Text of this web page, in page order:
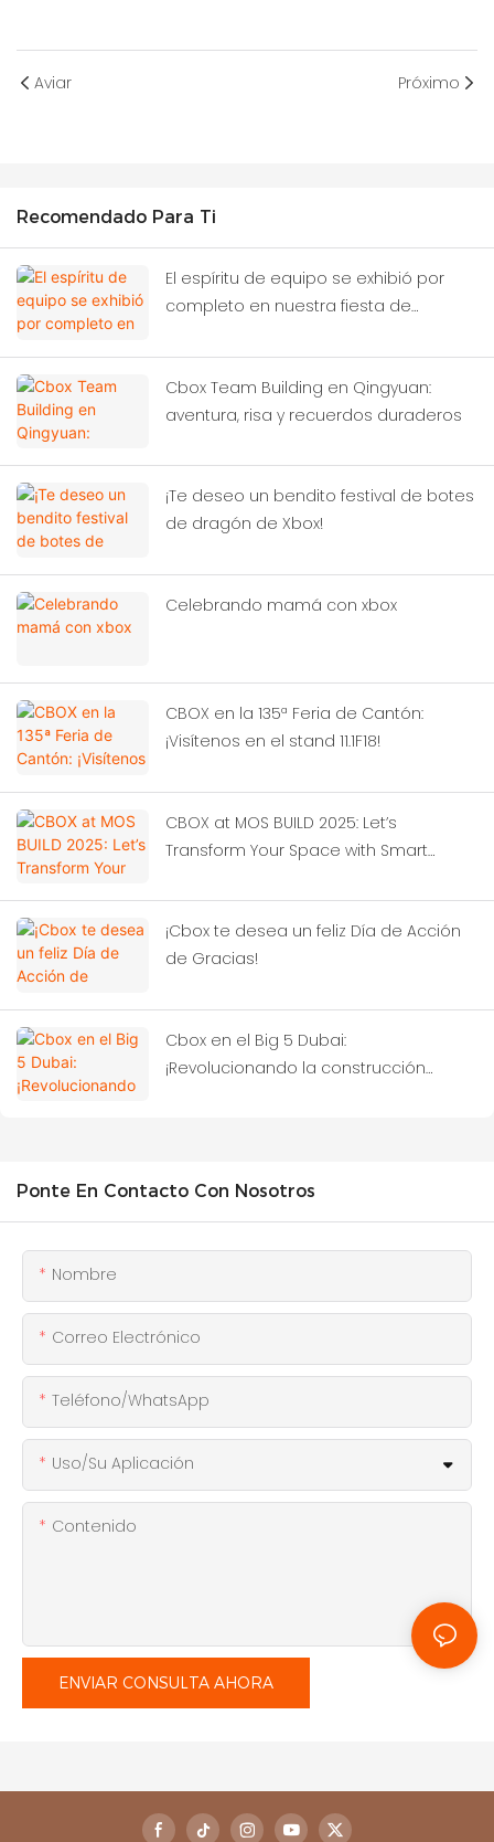
Aviar Próximo
Recomendado Para Ti
El espíritu de equipo se exhibió por
completo en nuestra fiesta de
Cbox Team Building en Qingyuan:
aventura, risa y recuerdos duraderos
¡Te deseo un bendito festival de botes
de dragón de Xbox!
Celebrando mamá con xbox
CBOX en la 135ª Feria de Cantón:
¡Visítenos en el stand 11.1F18!
CBOX at MOS BUILD 2025: Let’s
Transform Your Space with Smart
¡Cbox te desea un feliz Día de Acción
de Gracias!
Cbox en el Big 5 Dubai:
¡Revolucionando la construcción
Ponte En Contacto Con Nosotros
Nombre
Correo Electrónico
Teléfono/WhatsApp
Uso/Su Aplicación
Contenido
ENVIAR CONSULTA AHORA